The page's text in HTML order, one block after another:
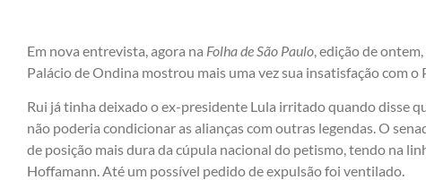
Em nova entrevista, agora na Folha de São Paulo , edição de
Palácio de Ondina mostrou mais uma vez sua insatisfação com
Rui já tinha deixado o ex-presidente Lula irritado quando disse
não poderia condicionar as alianças com outras legendas. O
de posição mais dura da cúpula nacional do petismo, tendo na
Hoffamann. Até um possível pedido de expulsão foi ventilado.